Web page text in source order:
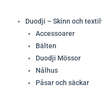
Duodji – Skinn och textil
Accessoarer
Bälten
Duodji Mössor
Nålhus
Påsar och säckar